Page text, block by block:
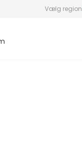
Vælg region